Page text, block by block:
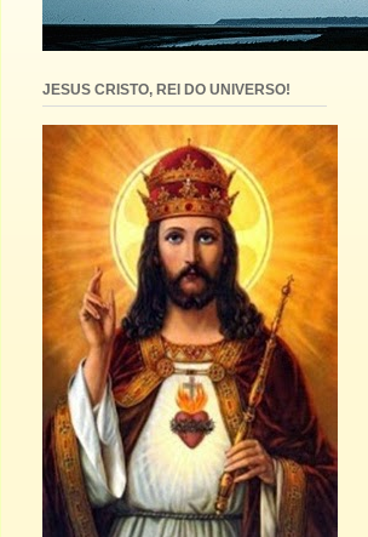
JESUS CRISTO, REI DO UNIVERSO!